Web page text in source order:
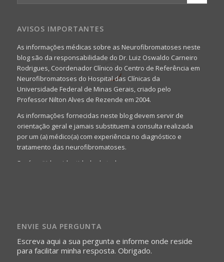
AVISOS IMPORTANTES
As informações médicas sobre as Neurofibromatoses neste
blog são da responsabilidade do Dr. Luiz Oswaldo Carneiro
Rodrigues, Coordenador Clínico do Centro de Referência em
Neurofibromatoses do Hospital das Clínicas da
Universidade Federal de Minas Gerais, criado pelo
Professor Nilton Alves de Rezende em 2004.
As informações fornecidas neste blog devem servir de
orientação geral e jamais substituem a consulta realizada
por um (a) médico(a) com experiência no diagnóstico e
tratamento das neurofibromatoses.
Será omitida a identidade de todas as pessoas que
identificação da pessoa fotografada.
ENVIE SUA PERGUNTA
Escreva aqui a sua pergunta e informe onde reside
para facilitar minha resposta. Obrigado.